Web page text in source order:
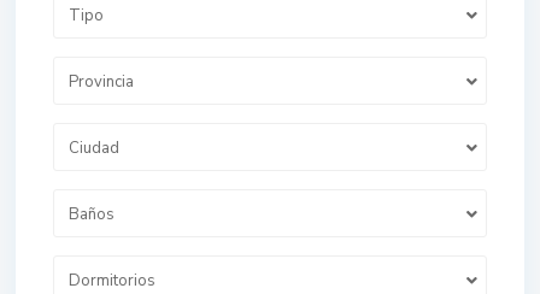
Tipo
Provincia
Ciudad
Baños
Dormitorios